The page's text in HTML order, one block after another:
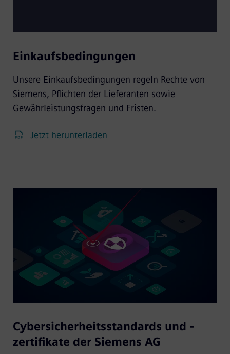
Einkaufsbedingungen
Unsere Einkaufsbedingungen regeln Rechte von
Siemens, Pflichten der Lieferanten sowie
Gewährleistungsfragen und Fristen.
Jetzt herunterladen
Cybersicherheitsstandards und -
zertifikate der Siemens AG